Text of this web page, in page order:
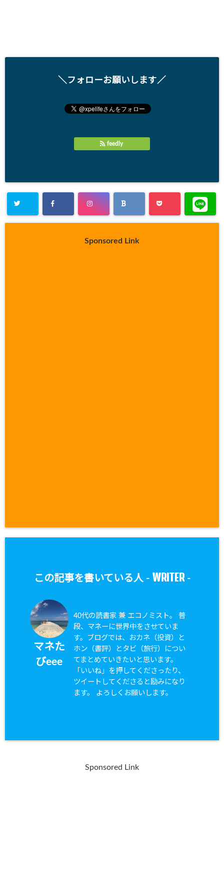
＼フォローお願いします／
feedly
Sponsored Link
この記事を書いている人 - WRITER-
マネた
びeee
40代の読書家 兼 エコノミスト。 普
段、マネーに世界中をさせていま
す。ブログでは、おカネ（投資）と
ホン（書評）とタビ（旅行）につい
てまとめていきたいと思います。
「いいね」を押してくださったり、
ツイートしてくださると励みになり
ます。 よろしくお願いします。
Sponsored Link